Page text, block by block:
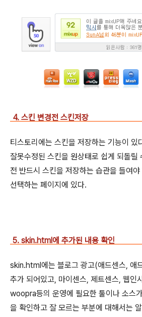
4. 스킨 변경전 스킨저장
티스토리에는 스킨을 저장하는 기능이 있
잘못수정된 스킨을 원상태로 쉽게 되돌릴
전 반드시 스킨을 저장하는 습관을 들여
선택하는 페이지에 있다.
5. skin.html에 추가된 내용 확인
skin.html에는 블로그 광고(애드센스, 애
추가 되어있고, 마이센스, 제트센스, 웹인
woopra등의 운영에 필요한 툴이나 소스
을 확인하고 잘 모르는 부분에 대해서는